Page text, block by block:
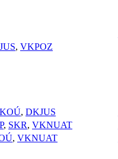
, VKPOZ
, DKJUS
, SKR, VKNUAT
, VKNUAT